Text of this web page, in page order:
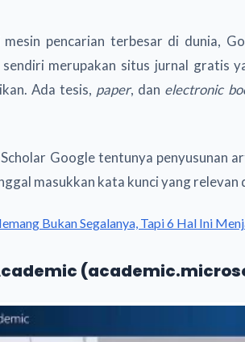
mesin pencarian terbesar di dunia,
merupakan situs jurnal gratis
Ada tesis, paper, dan electronic
Google tentunya penyusunan
masukkan kata kunci yang
Bukan Segalanya, Tapi 6 Hal Ini